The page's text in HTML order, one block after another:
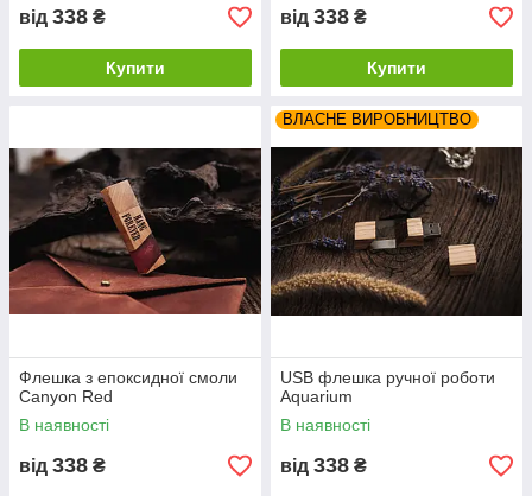
від 338 ₴
Купити
від 338 ₴
Купити
Флешка з епоксидної смоли
Canyon Red
В наявності
від 338 ₴
ВЛАСНЕ ВИРОБНИЦТВО
USB флешка ручної роботи
Aquarium
В наявності
від 338 ₴